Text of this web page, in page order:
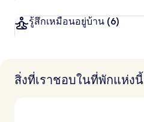
รู้สึกเหมือนอยู่บ้าน (6)
สิ่งที่เราชอบในที่พักแห่งนี้